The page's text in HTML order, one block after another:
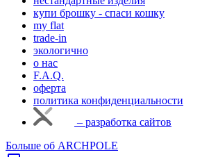
купи брошку - спаси кошку
my flat
trade-in
экологично
о нас
F.A.Q.
оферта
политика конфиденциальности
– разработка сайтов
Больше об ARCHPOLE